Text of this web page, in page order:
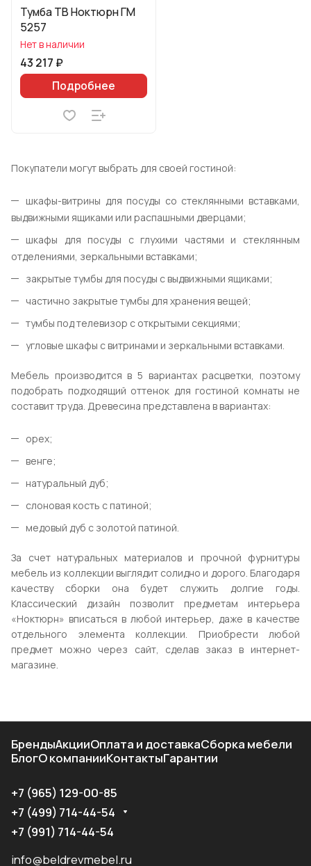
Тумба ТВ Ноктюрн ГМ
5257
Нет в наличии
43 217 ₽
Подробнее
Покупатели могут выбрать для своей гостиной:
шкафы-витрины для посуды со стеклянными вставками,
выдвижными ящиками или распашными дверцами;
шкафы для посуды с глухими частями и стеклянным
отделениями, зеркальными вставками;
закрытые тумбы для посуды с выдвижными ящиками;
частично закрытые тумбы для хранения вещей;
тумбы под телевизор с открытыми секциями;
угловые шкафы с витринами и зеркальными вставками.
Мебель производится в 5 вариантах расцветки, поэтому
подобрать подходящий оттенок для гостиной комнаты не
составит труда. Древесина представлена в вариантах:
орех;
венге;
натуральный дуб;
слоновая кость с патиной;
медовый дуб с золотой патиной.
За счет натуральных материалов и прочной фурнитуры
мебель из коллекции выглядит солидно и дорого. Благодаря
качеству сборки она будет служить долгие годы.
Классический дизайн позволит предметам интерьера
«Ноктюрн» вписаться в любой интерьер, даже в качестве
отдельного элемента коллекции. Приобрести любой
предмет можно через сайт, сделав заказ в интернет-
магазине.
БрендыАкцииОплата и доставкаСборка мебели
БлогО компанииКонтактыГарантии
+7 (965) 129-00-85
+7 (499) 714-44-54
+7 (991) 714-44-54
info@beldrevmebel.ru